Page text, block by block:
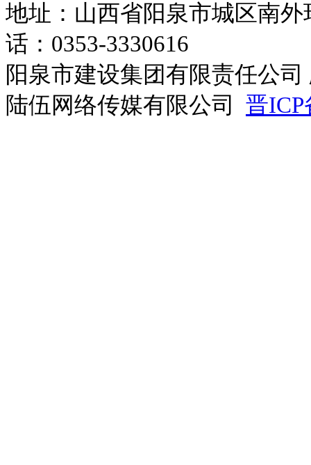
地址：山西省阳泉市城区南
话：0353-3330616
阳泉市建设集团有限责任公
陆伍网络传媒有限公司 晋ICP